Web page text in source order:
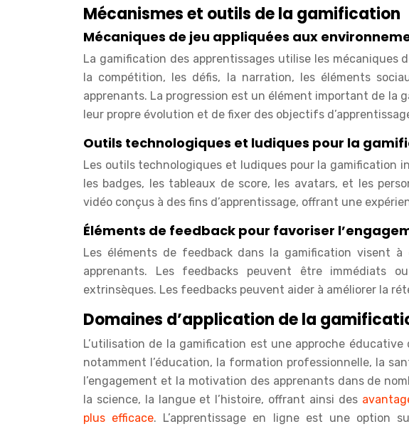
Mécanismes et outils de la gamification
Mécaniques de jeu appliquées aux
La gamification des apprentissages utilise les mécaniques
la compétition, les défis, la narration, les éléments
apprenants. La progression est un élément important de la
leur propre évolution et de fixer des objectifs
Outils technologiques et ludiques pour la
Les outils technologiques et ludiques pour la gamification
les badges, les tableaux de score, les avatars, et les
vidéo conçus à des fins d’apprentissage, offrant une
Éléments de feedback pour favoriser
Les éléments de feedback dans la gamification visent
apprenants. Les feedbacks peuvent être immédiats
extrinsèques. Les feedbacks peuvent aider à améliorer la
Domaines d’application de la
L’utilisation de la gamification est une approche
notamment l’éducation, la formation professionnelle, la
l’engagement et la motivation des apprenants dans de
la science, la langue et l’histoire, offrant ainsi des
plus efficace. L’apprentissage en ligne est une option